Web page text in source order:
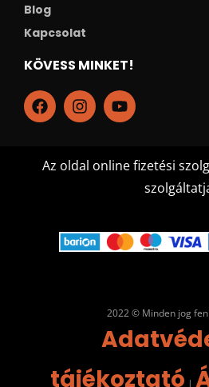
Blog
Kapcsolat
KÖVESS MINKET!
Az oldal online fizetési
2022 © Minden jog
tájékoztató |